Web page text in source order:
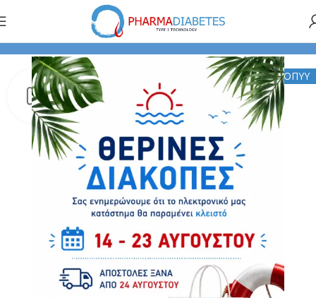
Medtronic Αντλίες Έγχυσης Ινσουλίνης
ΕΟΠΥΥ